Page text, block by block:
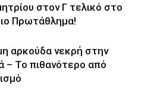
στον Γ τελικό στο
Πρωτάθλημα!
αρκούδα νεκρή στην
– Το πιθανότερο από